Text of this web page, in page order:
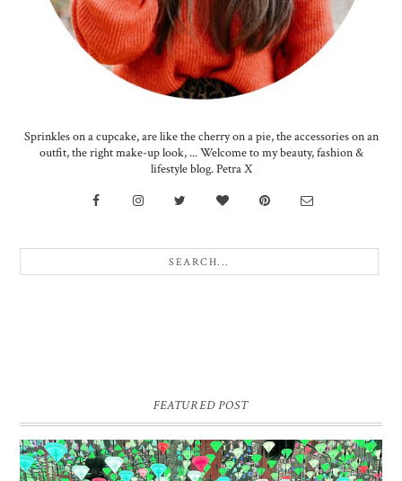
Sprinkles on a cupcake, are like the cherry on a pie, the accessories on an
outfit, the right make-up look, ... Welcome to my beauty, fashion &
lifestyle blog. Petra X
FEATURED POST